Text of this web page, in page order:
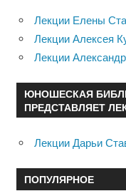
Лекции Елены
Лекции Алексея
Лекции
ЮНОШЕСКАЯ
ПРЕДСТАВЛЯЕТ
Лекции Дарьи
ПОПУЛЯРНОЕ